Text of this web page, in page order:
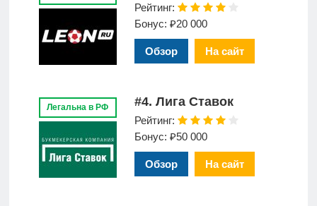
Рейтинг:
Бонус: ₽20 000
Обзор На сайт
Легальна в РФ #4. Лига Ставок
Рейтинг:
Бонус: ₽50 000
Обзор На сайт